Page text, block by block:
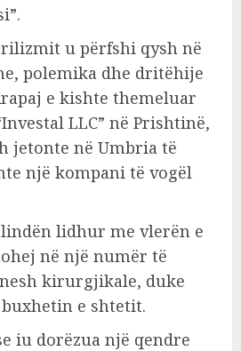
u përfshi qysh në
polemika dhe dritëhije
e kishte themeluar
LLC” në Prishtinë,
jetonte në Umbria të
një kompani të vogël
lidhur me vlerën e
në një numër të
kirurgjikale, duke
e shtetit.
iu dorëzua një qendre